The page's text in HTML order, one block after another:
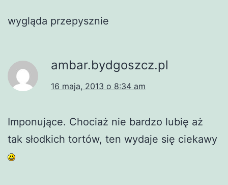
wygląda przepysznie
ambar.bydgoszcz.pl
16 maja, 2013 o 8:34 am
Imponujące. Chociaż nie bardzo lubię aż
tak słodkich tortów, ten wydaje się ciekawy